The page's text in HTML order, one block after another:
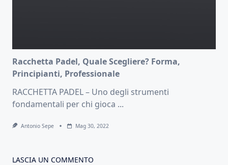
Racchetta Padel, Quale Scegliere? Forma,
Principianti, Professionale
RACCHETTA PADEL – Uno degli strumenti
fondamentali per chi gioca ...
Antonio Sepe Mag 30, 2022
LASCIA UN COMMENTO